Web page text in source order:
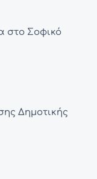
στο Σοφικό
Δημοτικής